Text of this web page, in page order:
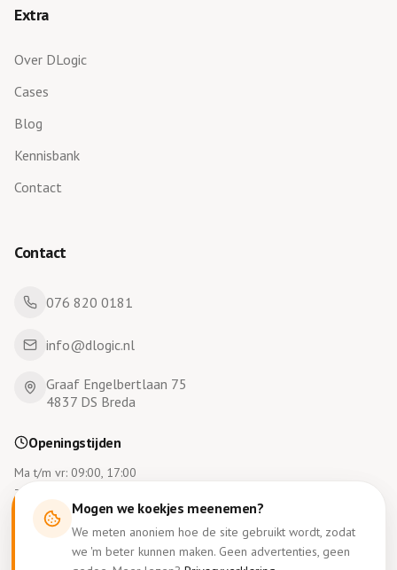
Mogen we koekjes meenemen?
We meten anoniem hoe de site gebruikt wordt, zodat
we 'm beter kunnen maken. Geen advertenties, geen
Extra
Over DLogic
Cases
Blog
Kennisbank
Contact
Contact
076 820 0181
info@dlogic.nl
Graaf Engelbertlaan 75
4837 DS Breda
Openingstijden
Ma t/m vr: 09:00, 17:00
Za en zo gesloten